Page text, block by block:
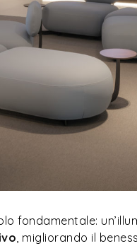
fondamentale:
, migliorando il